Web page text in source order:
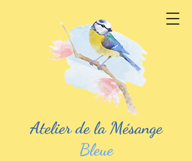
Atelier de la Mésange
Bleue